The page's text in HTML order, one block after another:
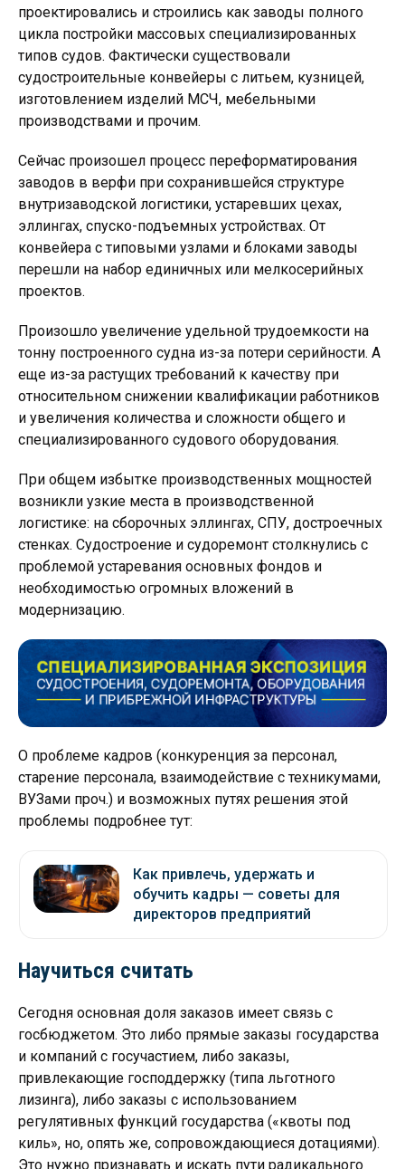
проектировались и строились как заводы полного
цикла постройки массовых специализированных
типов судов. Фактически существовали
судостроительные конвейеры с литьем, кузницей,
изготовлением изделий МСЧ, мебельными
производствами и прочим.
Сейчас произошел процесс переформатирования
заводов в верфи при сохранившейся структуре
внутризаводской логистики, устаревших цехах,
эллингах, спуско-подъемных устройствах. От
конвейера с типовыми узлами и блоками заводы
перешли на набор единичных или мелкосерийных
проектов.
Произошло увеличение удельной трудоемкости на
тонну построенного судна из-за потери серийности. А
еще из-за растущих требований к качеству при
относительном снижении квалификации работников
и увеличения количества и сложности общего и
специализированного судового оборудования.
При общем избытке производственных мощностей
возникли узкие места в производственной
логистике: на сборочных эллингах, СПУ, достроечных
стенках. Судостроение и судоремонт столкнулись с
проблемой устаревания основных фондов и
необходимостью огромных вложений в
модернизацию.
О проблеме кадров (конкуренция за персонал,
старение персонала, взаимодействие с техникумами,
ВУЗами проч.) и возможных путях решения этой
проблемы подробнее тут:
Как привлечь, удержать и
обучить кадры — советы для
директоров предприятий
Научиться считать
Сегодня основная доля заказов имеет связь с
госбюджетом. Это либо прямые заказы государства
и компаний с госучастием, либо заказы,
привлекающие господдержку (типа льготного
лизинга), либо заказы с использованием
регулятивных функций государства («квоты под
киль», но, опять же, сопровождающиеся дотациями).
Это нужно признавать и искать пути радикального